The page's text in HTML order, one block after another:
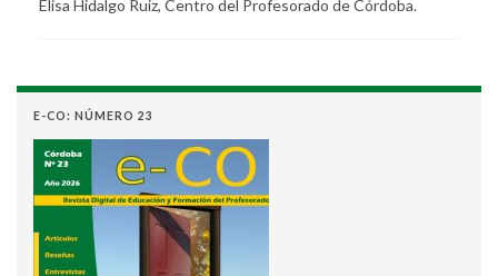
Elisa Hidalgo Ruiz, Centro del Profesorado de Córdoba.
E-CO: NÚMERO 23